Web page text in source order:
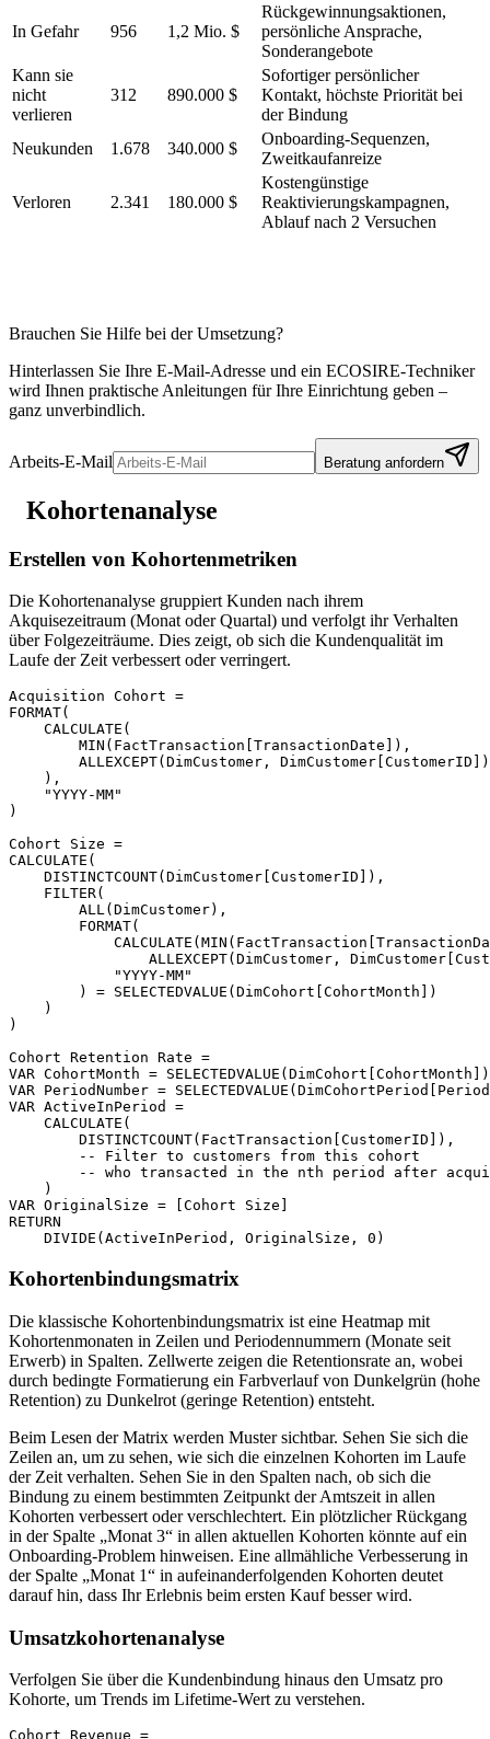
In Gefahr 956 1,2 Mio. $
Rückgewinnungsaktionen,
persönliche Ansprache,
Sonderangebote
Kann sie
nicht
verlieren
312 890.000 $
Sofortiger persönlicher
Kontakt, höchste Priorität bei
der Bindung
Neukunden
1.678 340.000 $
Onboarding-Sequenzen,
Zweitkaufanreize
Verloren 2.341 180.000 $
Kostengünstige
Reaktivierungskampagnen,
Ablauf nach 2 Versuchen
Brauchen Sie Hilfe bei der Umsetzung?
Hinterlassen Sie Ihre E-Mail-Adresse und ein ECOSIRE-Techniker
wird Ihnen praktische Anleitungen für Ihre Einrichtung geben –
ganz unverbindlich.
Arbeits-E-Mail Beratung anfordern
Kohortenanalyse
Erstellen von Kohortenmetriken
Die Kohortenanalyse gruppiert Kunden nach ihrem
Akquisezeitraum (Monat oder Quartal) und verfolgt ihr Verhalten
über Folgezeiträume. Dies zeigt, ob sich die Kundenqualität im
Laufe der Zeit verbessert oder verringert.
Acquisition Cohort =
FORMAT(
    CALCULATE(
        MIN(FactTransaction[TransactionDate]),
        ALLEXCEPT(DimCustomer, DimCustomer[CustomerID])
    ),
    "YYYY-MM"
)
Cohort Size =
CALCULATE(
    DISTINCTCOUNT(DimCustomer[CustomerID]),
    FILTER(
        ALL(DimCustomer),
        FORMAT(
ALLEXCEPT(DimCustomer,
            "YYYY-MM"
        ) = SELECTEDVALUE(DimCohort[CohortMonth])
    )
)
Cohort Retention Rate =
VAR CohortMonth = SELECTEDVALUE(DimCohort[CohortMonth])
VAR PeriodNumber =
VAR ActiveInPeriod =
    CALCULATE(
        DISTINCTCOUNT(FactTransaction[CustomerID]),
        -- Filter to customers from this cohort
-- who transacted in the nth period after
    )
VAR OriginalSize = [Cohort Size]
RETURN
Kohortenbindungsmatrix
Die klassische Kohortenbindungsmatrix ist eine Heatmap mit
Kohortenmonaten in Zeilen und Periodennummern (Monate seit
Erwerb) in Spalten. Zellwerte zeigen die Retentionsrate an, wobei
durch bedingte Formatierung ein Farbverlauf von Dunkelgrün (hohe
Retention) zu Dunkelrot (geringe Retention) entsteht.
Beim Lesen der Matrix werden Muster sichtbar. Sehen Sie sich die
Zeilen an, um zu sehen, wie sich die einzelnen Kohorten im Laufe
der Zeit verhalten. Sehen Sie in den Spalten nach, ob sich die
Bindung zu einem bestimmten Zeitpunkt der Amtszeit in allen
Kohorten verbessert oder verschlechtert. Ein plötzlicher Rückgang
in der Spalte „Monat 3“ in allen aktuellen Kohorten könnte auf ein
Onboarding-Problem hinweisen. Eine allmähliche Verbesserung in
der Spalte „Monat 1“ in aufeinanderfolgenden Kohorten deutet
darauf hin, dass Ihr Erlebnis beim ersten Kauf besser wird.
Umsatzkohortenanalyse
Verfolgen Sie über die Kundenbindung hinaus den Umsatz pro
Kohorte, um Trends im Lifetime-Wert zu verstehen.
Cohort Revenue =